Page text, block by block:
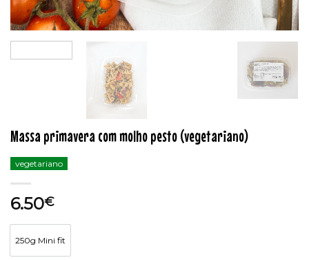
Massa primavera com molho pesto (vegetariano)
vegetariano
6.50€
250g Mini fit250g Mini fit